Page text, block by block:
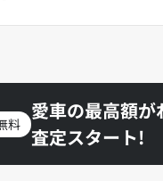
料
愛車の最高額が
査定スタート!